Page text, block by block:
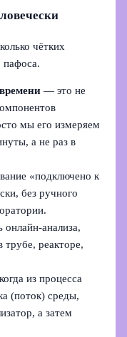
чётких
пафоса.
— это не
мы его измеряем
а не раз в
«подключено к
без ручного
трубе, реакторе,
из процесса
(поток) среды,
а затем